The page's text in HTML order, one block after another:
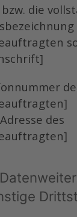
die
des